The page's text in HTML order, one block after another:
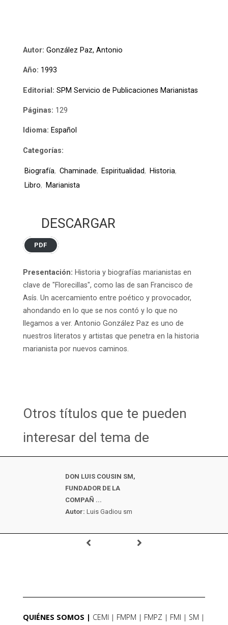
Autor: González Paz, Antonio
Año: 1993
Editorial: SPM Servicio de Publicaciones Marianistas
Páginas: 129
Idioma: Español
Categorías:
Biografía, Chaminade, Espiritualidad, Historia,
Libro, Marianista
DESCARGAR
PDF
Presentación: Historia y biografías marianistas en
clave de "Florecillas", como las de san Francisco de
Asís. Un acercamiento entre poético y provocador,
ahondando en lo que se nos contó y lo que no
llegamos a ver. Antonio González Paz es uno de
nuestros literatos y artistas que penetra en la historia
marianista por nuevos caminos.
Otros títulos que te pueden
interesar del tema de
DON LUIS COUSIN SM,
FUNDADOR DE LA
COMPAÑ ...
Autor: Luis Gadiou sm
QUIÉNES SOMOS CEMI FMPM FMPZ FMI SM